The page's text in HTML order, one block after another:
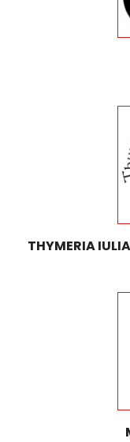
THYMERIA